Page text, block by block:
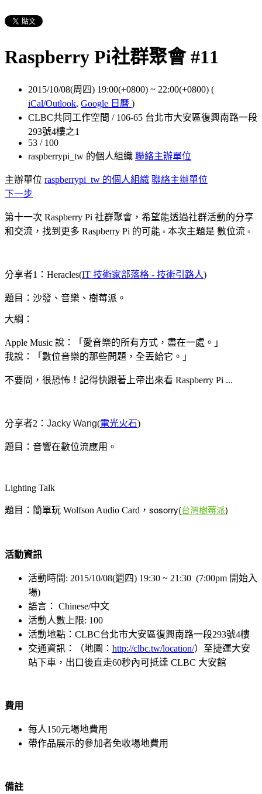
Raspberry Pi社群聚會 #11
2015/10/08(周四) 19:00(+0800) ~ 22:00(+0800) (
iCal/Outlook, Google 日曆 )
CLBC共同工作空間 / 106-65 台北市大安區復興南路一段
293號4樓之1
53 / 100
raspberrypi_tw 的個人組織 聯絡主辦單位
主辦單位 raspberrypi_tw 的個人組織 聯絡主辦單位
下一步
第十一次 Raspberry Pi 社群聚會，希望能透過社群活動的分享
和交流，找到更多 Raspberry Pi 的可能 。 本次主題是 數位流 。
分享者1：Heracles(IT 技術家部落格 - 技術引路人)
題目：沙發、音樂、樹莓派。
大綱：
Apple Music 說：「愛音樂的所有方式，盡在一處。」
我說：「數位音樂的那些問題，全丟給它。」
不要問，很恐怖！記得快跟著上帝出來看 Raspberry Pi ...
分享者2： Jacky Wang(電光火石)
題目：音響在數位流應用。
Lighting Talk
題目：簡單玩 Wolfson Audio Card ， sosorry(台灣樹莓派)
活動資訊
活動時間: 2015/10/08(週四) 19:30 ~ 21:30 (7:00pm 開始入
場)
語言： Chinese/中文
活動人數上限: 100
活動地點：CLBC台北市大安區復興南路一段293號4樓
交通資訊：（地圖： http://clbc.tw/location/）至捷運大安
站下車，出口後直走60秒內可抵達 CLBC 大安館
費用
每人150元場地費用
帶作品展示的參加者免收場地費用
備註